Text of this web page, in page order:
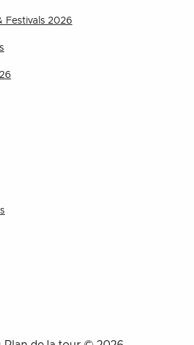
Festivals 2026